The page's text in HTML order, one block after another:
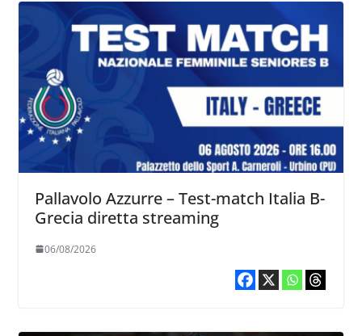
Pallavolo Azzurre – Test-match Italia B-
Grecia diretta streaming
06/08/2026